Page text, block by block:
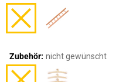
Zubehör: nicht gewünscht